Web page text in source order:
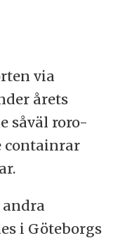
via
årets
såväl roro-
containrar
i Göteborgs